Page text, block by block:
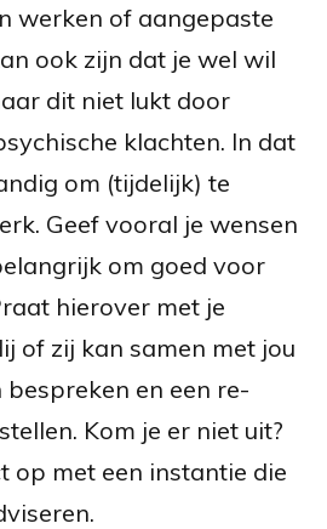
werken of aangepaste
ook zijn dat je wel wil
dit niet lukt door
klachten. In dat
om (tijdelijk) te
Geef vooral je wensen
om goed voor
hierover met je
of zij kan samen met jou
en een re-
Kom je er niet uit?
op met een instantie die